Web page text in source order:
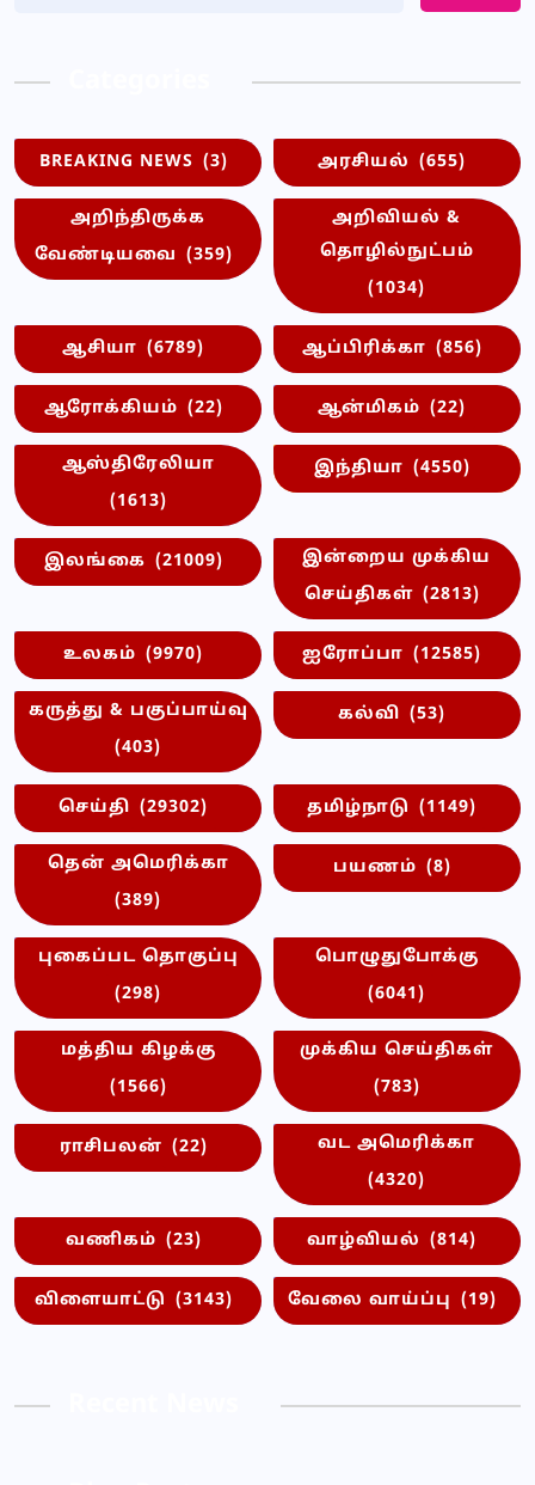
BREAKING NEWS (3) அரசியல் (655)
அறிந்திருக்க
வேண்டியவை (359)
அறிவியல் &
தொழில்நுட்பம்
(1034)
ஆசியா (6789) ஆப்பிரிக்கா (856)
ஆரோக்கியம் (22) ஆன்மிகம் (22)
ஆஸ்திரேலியா
(1613)
இந்தியா (4550)
இலங்கை (21009)
இன்றைய முக்கிய
செய்திகள் (2813)
உலகம் (9970) ஐரோப்பா (12585)
கருத்து & பகுப்பாய்வு
(403)
கல்வி (53)
செய்தி (29302) தமிழ்நாடு (1149)
தென் அமெரிக்கா
(389)
பயணம் (8)
புகைப்பட தொகுப்பு
(298)
பொழுதுபோக்கு
(6041)
மத்திய கிழக்கு
(1566)
முக்கிய செய்திகள்
(783)
ராசிபலன் (22)
வட அமெரிக்கா
(4320)
வணிகம் (23) வாழ்வியல் (814)
விளையாட்டு (3143) வேலை வாய்ப்பு (19)